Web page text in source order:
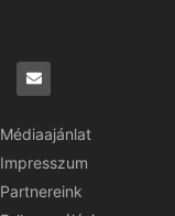
Médiaajánlat
Impresszum
Partnereink